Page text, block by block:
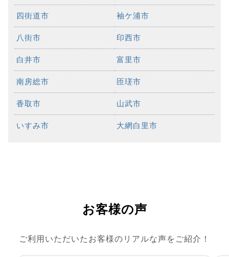
四街道市 袖ケ浦市
八街市 印西市
白井市 富里市
南房総市 匝瑳市
香取市 山武市
いすみ市 大網白里市
お客様の声
ご利用いただいたお客様のリアルな声をご紹介！